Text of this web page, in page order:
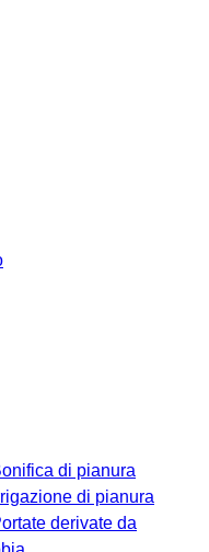
di pianura
di pianura
derivate da